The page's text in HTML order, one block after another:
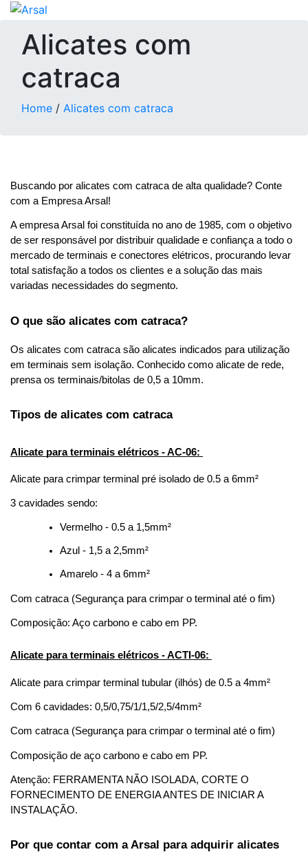
Alicates com
catraca
Home / Alicates com catraca
Buscando por alicates com catraca de alta qualidade? Conte
com a Empresa Arsal!
A empresa Arsal foi constituída no ano de 1985, com o objetivo
de ser responsável por distribuir qualidade e confiança a todo o
mercado de terminais e conectores elétricos, procurando levar
total satisfação a todos os clientes e a solução das mais
variadas necessidades do segmento.
O que são alicates com catraca?
Os alicates com catraca são alicates indicados para utilização
em terminais sem isolação. Conhecido como alicate de rede,
prensa os terminais/bitolas de 0,5 a 10mm.
Tipos de alicates com catraca
Alicate para terminais elétricos - AC-06:
Alicate para crimpar terminal pré isolado de 0.5 a 6mm²
3 cavidades sendo:
Vermelho - 0.5 a 1,5mm²
Azul - 1,5 a 2,5mm²
Amarelo - 4 a 6mm²
Com catraca (Segurança para crimpar o terminal até o fim)
Composição: Aço carbono e cabo em PP.
Alicate para terminais elétricos - ACTI-06:
Alicate para crimpar terminal tubular (ilhós) de 0.5 a 4mm²
Com 6 cavidades: 0,5/0,75/1/1,5/2,5/4mm²
Com catraca (Segurança para crimpar o terminal até o fim)
Composição de aço carbono e cabo em PP.
Atenção: FERRAMENTA NÃO ISOLADA, CORTE O
FORNECIMENTO DE ENERGIA ANTES DE INICIAR A
INSTALAÇÃO.
Por que contar com a Arsal para adquirir alicates